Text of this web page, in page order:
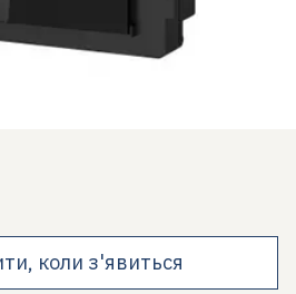
коли з'явиться